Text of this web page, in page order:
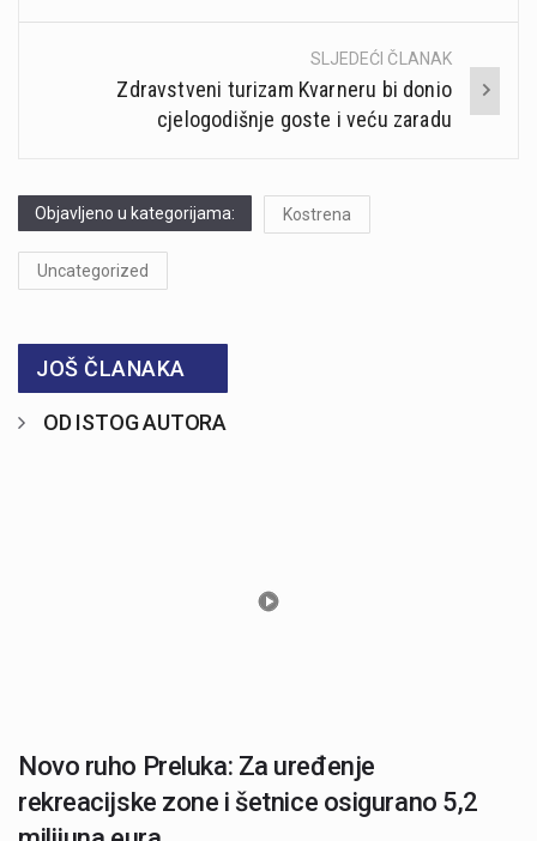
SLJEDEĆI ČLANAK
Zdravstveni turizam Kvarneru bi donio
cjelogodišnje goste i veću zaradu
Objavljeno u kategorijama: Kostrena
Uncategorized
JOŠ ČLANAKA
OD ISTOG AUTORA
Novo ruho Preluka: Za uređenje
rekreacijske zone i šetnice osigurano 5,2